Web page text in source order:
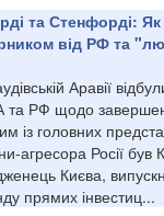
та Стенфорді:
від РФ та
Аравії
РФ щодо
із головних
агресора Росії був
Києва,
прямих інвестиц...